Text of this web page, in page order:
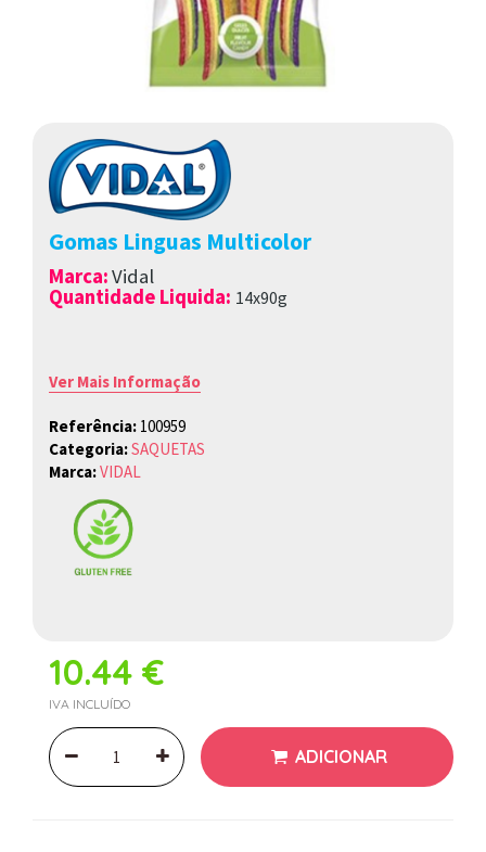
Gomas Linguas Multicolor
Marca:Vidal
Quantidade Liquida: 14x90g
Ver Mais Informação
Referência: 100959
Categoria:SAQUETAS
Marca:VIDAL
10.44 €
IVA INCLUÍDO
ADICIONAR